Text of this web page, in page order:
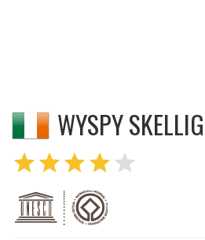
WYSPY
starstarstarstar star